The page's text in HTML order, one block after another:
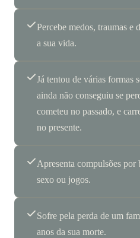
Percebe medos, traumas e
a sua vida.
Já tentou de várias formas
ainda não conseguiu se
cometeu no passado, e
no presente.
Apresenta compulsões por
sexo ou jogos.
Sofre pela perda de um
anos da sua morte.